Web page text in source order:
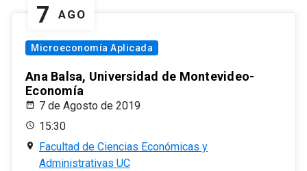
7 AGO
Microeconomía Aplicada
Ana Balsa, Universidad de Montevideo-
Economía
7 de Agosto de 2019
15:30
Facultad de Ciencias Económicas y
Administrativas UC